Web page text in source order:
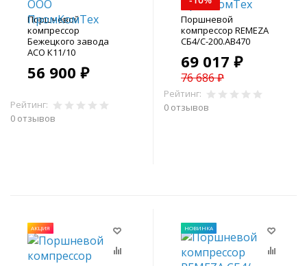
Поршневой
компрессор
Бежецкого завода
АСО К11/10
56 900 ₽
Рейтинг:
0 отзывов
Поршневой
компрессор REMEZA
СБ4/С-200.АВ470
69 017 ₽
76 686 ₽
Рейтинг:
0 отзывов
АКЦИЯ НОВИНКА